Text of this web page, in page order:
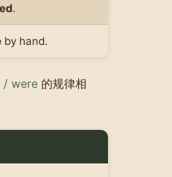
.
by hand.
/ were 的规律相